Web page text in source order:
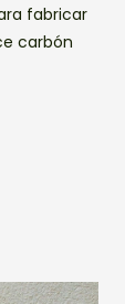
fabricar
carbón